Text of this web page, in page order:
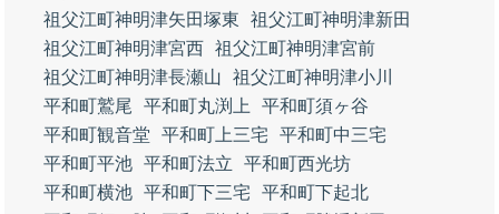
祖父江町神明津矢田塚東
祖父江町神明津新田
祖父江町神明津宮西 祖父江町神明津宮前
祖父江町神明津長瀬山
祖父江町神明津小川
平和町鷲尾
平和町丸渕上
平和町須ヶ谷
平和町観音堂
平和町上三宅
平和町中三宅
平和町平池 平和町法立
平和町西光坊
平和町横池 平和町下三宅
平和町下起北